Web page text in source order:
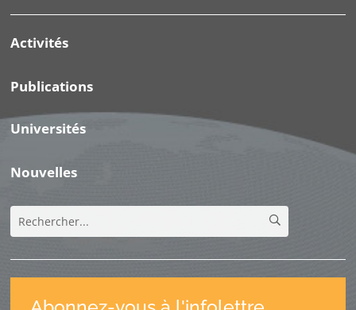
Activités
Publications
Universités
Nouvelles